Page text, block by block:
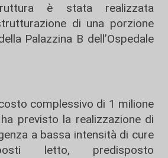
è stata realizzata
di una porzione
Palazzina B dell’Ospedale
complessivo di 1 milione
previsto la realizzazione di
a bassa intensità di cure
letto, predisposto